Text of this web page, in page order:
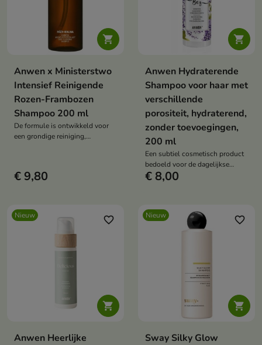

Anwen x Ministerstwo
Intensief Reinigende
Rozen-Frambozen
Shampoo 200 ml
De formule is ontwikkeld voor
een grondige reiniging,
€ 9,80

Anwen Hydraterende
Shampoo voor haar met
verschillende
porositeit, hydraterend,
zonder toevoegingen,
200 ml
Een subtiel cosmetisch product
bedoeld voor de dagelijkse
verzorging van haar dat
€ 8,00
Nieuw

favorite_border
Anwen Heerlijke
Nieuw

favorite_border
Sway Silky Glow